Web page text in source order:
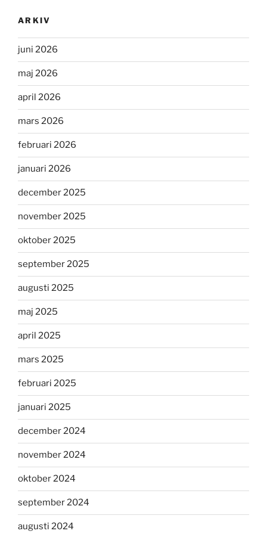
ARKIV
juni 2026
maj 2026
april 2026
mars 2026
februari 2026
januari 2026
december 2025
november 2025
oktober 2025
september 2025
augusti 2025
maj 2025
april 2025
mars 2025
februari 2025
januari 2025
december 2024
november 2024
oktober 2024
september 2024
augusti 2024